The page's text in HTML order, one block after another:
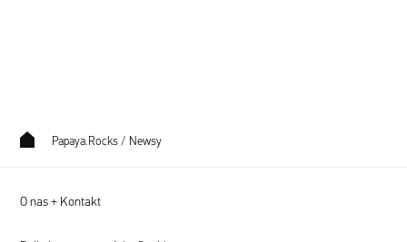
Papaya.Rocks / Newsy
O nas + Kontakt